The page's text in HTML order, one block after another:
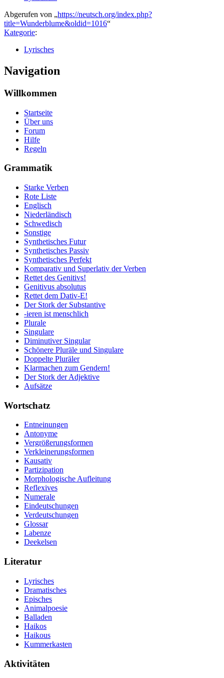
Abgerufen von „https://neutsch.org/index.php?
title=Wunderblume&oldid=1016“
Kategorie:
Lyrisches
Navigation
Willkommen
Startseite
Über uns
Forum
Hilfe
Regeln
Grammatik
Starke Verben
Rote Liste
Englisch
Niederländisch
Schwedisch
Sonstige
Synthetisches Futur
Synthetisches Passiv
Synthetisches Perfekt
Komparativ und Superlativ der Verben
Rettet des Genitivs!
Genitivus absolutus
Rettet dem Dativ-E!
Der Stork der Substantive
-ieren ist menschlich
Plurale
Singulare
Diminutiver Singular
Schönere Pluräle und Singulare
Doppelte Pluräler
Klarmachen zum Gendern!
Der Stork der Adjektive
Aufsätze
Wortschatz
Entneinungen
Antonyme
Vergrößerungsformen
Verkleinerungsformen
Kausativ
Partizipation
Morphologische Aufleitung
Reflexives
Numerale
Eindeutschungen
Verdeutschungen
Glossar
Labenze
Deekelsen
Literatur
Lyrisches
Dramatisches
Episches
Animalpoesie
Balladen
Haikos
Haikous
Kummerkasten
Aktivitäten